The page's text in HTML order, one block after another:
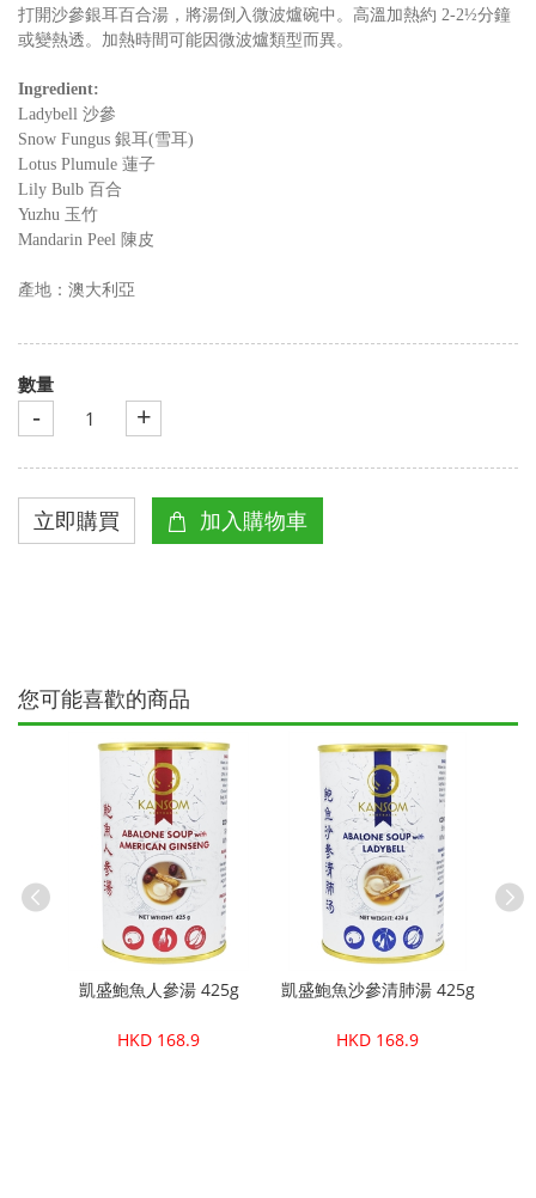
打開沙參銀耳百合湯，將湯倒入微波爐碗中。高溫加熱約 2-2½分鐘
或變熱透。加熱時間可能因微波爐類型而異。
Ingredient:
Ladybell 沙參
Snow Fungus 銀耳(雪耳)
Lotus Plumule 蓮子
Lily Bulb 百合
Yuzhu 玉竹
Mandarin Peel 陳皮
產地：澳大利亞
數量
- +
您可能喜歡的商品
凱盛鮑魚人參湯 425g
HKD 168.9
凱盛鮑魚沙參清肺湯 425g
HKD 168.9